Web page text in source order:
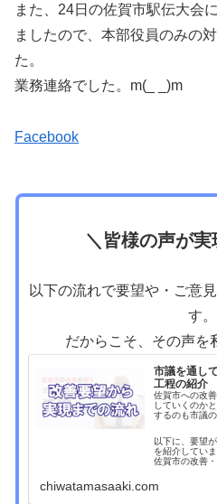
また、24日の佐賀市駅伝大会
ましたので、本部役員のみの
た。
業務連絡でした。m(_ _)m
Facebook
＼皆様の声が
以下の流れで要望や・ご意
す。
だからこそ、その声を
市議を通し
工程の紹介
佐賀市への改
していくのか
するのも市議
以下に、要望
を紹介していま
佐賀市の改善
chiwatamasaaki.com